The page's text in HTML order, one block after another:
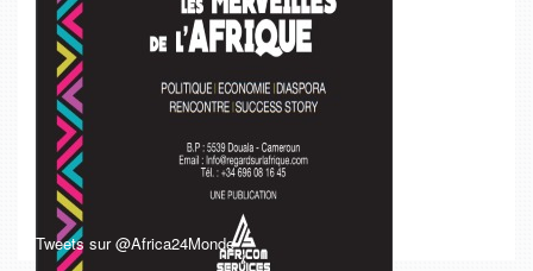
Tweets sur @Africa24Monde